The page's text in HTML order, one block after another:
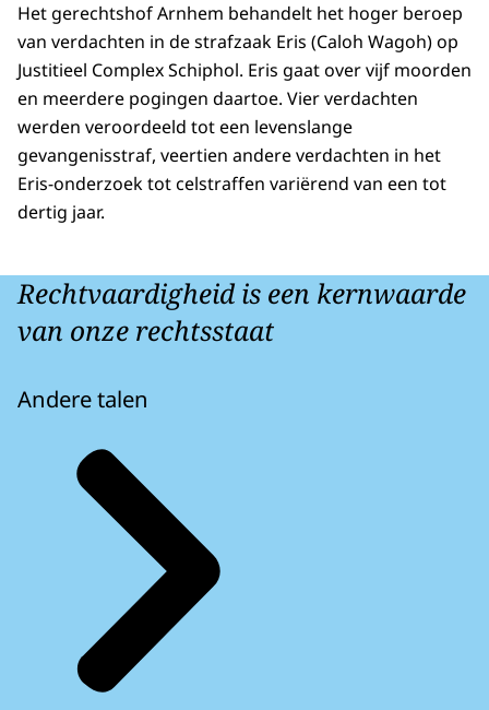
Het gerechtshof Arnhem behandelt het hoger beroep
van verdachten in de strafzaak Eris (Caloh Wagoh) op
Justitieel Complex Schiphol. Eris gaat over vijf moorden
en meerdere pogingen daartoe. Vier verdachten
werden veroordeeld tot een levenslange
gevangenisstraf, veertien andere verdachten in het
Eris-onderzoek tot celstraffen variërend van een tot
dertig jaar.
Rechtvaardigheid is een kernwaarde
van onze rechtsstaat
Andere talen